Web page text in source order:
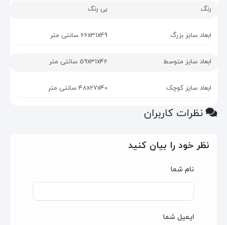
رنگ بی رنگ
ابعاد سایز بزرگ 66x31x49 سانتی متر
ابعاد سایز متوسط 59x31x42 سانتی متر
ابعاد سایز کوچک 48x27x40 سانتی متر
نظرات کاربران
نظر خود را بیان کنید
نام شما
ایمیل شما